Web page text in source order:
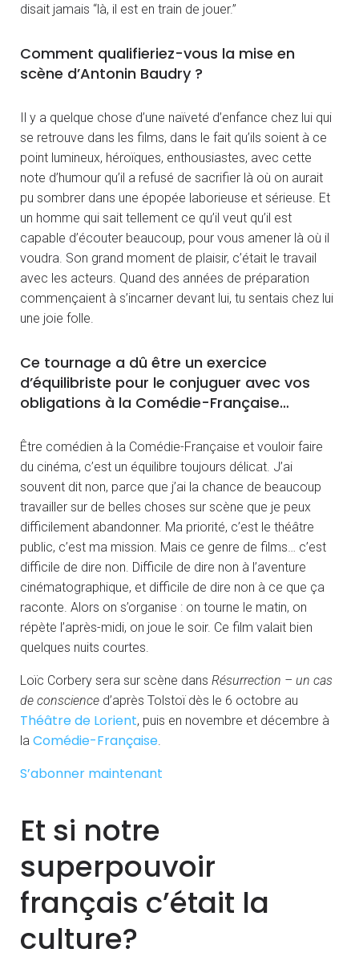
disait jamais “là, il est en train de jouer.”
Comment qualifieriez-vous la mise en
scène d’Antonin Baudry ?
Il y a quelque chose d’une naïveté d’enfance chez lui qui
se retrouve dans les films, dans le fait qu’ils soient à ce
point lumineux, héroïques, enthousiastes, avec cette
note d’humour qu’il a refusé de sacrifier là où on aurait
pu sombrer dans une épopée laborieuse et sérieuse. Et
un homme qui sait tellement ce qu’il veut qu’il est
capable d’écouter beaucoup, pour vous amener là où il
voudra. Son grand moment de plaisir, c’était le travail
avec les acteurs. Quand des années de préparation
commençaient à s’incarner devant lui, tu sentais chez lui
une joie folle.
Ce tournage a dû être un exercice
d’équilibriste pour le conjuguer avec vos
obligations à la Comédie-Française…
Être comédien à la Comédie-Française et vouloir faire
du cinéma, c’est un équilibre toujours délicat. J’ai
souvent dit non, parce que j’ai la chance de beaucoup
travailler sur de belles choses sur scène que je peux
difficilement abandonner. Ma priorité, c’est le théâtre
public, c’est ma mission. Mais ce genre de films… c’est
difficile de dire non. Difficile de dire non à l’aventure
cinématographique, et difficile de dire non à ce que ça
raconte. Alors on s’organise : on tourne le matin, on
répète l’après-midi, on joue le soir. Ce film valait bien
quelques nuits courtes.
Loïc Corbery sera sur scène dans Résurrection – un cas
de conscience d’après Tolstoï dès le 6 octobre au
Théâtre de Lorient, puis en novembre et décembre à
la Comédie-Française.
S’abonner maintenant
Et si notre
superpouvoir
français c’était la
culture?